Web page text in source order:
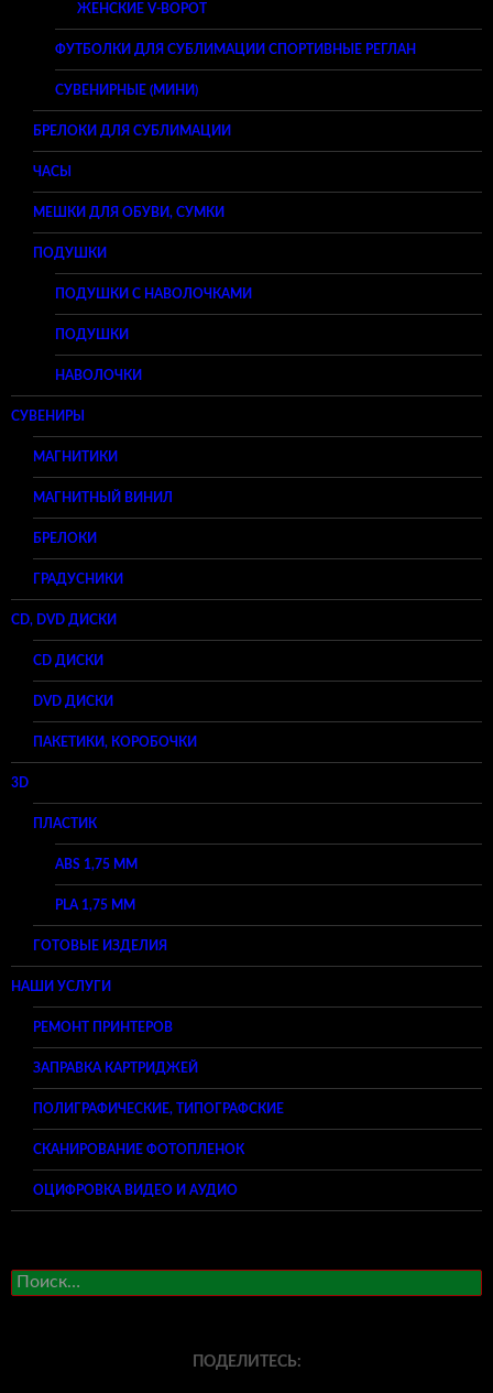
ЖЕНСКИЕ V-ВОРОТ
ФУТБОЛКИ ДЛЯ СУБЛИМАЦИИ СПОРТИВНЫЕ РЕГЛАН
СУВЕНИРНЫЕ (МИНИ)
БРЕЛОКИ ДЛЯ СУБЛИМАЦИИ
ЧАСЫ
МЕШКИ ДЛЯ ОБУВИ, СУМКИ
ПОДУШКИ
ПОДУШКИ С НАВОЛОЧКАМИ
ПОДУШКИ
НАВОЛОЧКИ
СУВЕНИРЫ
МАГНИТИКИ
МАГНИТНЫЙ ВИНИЛ
БРЕЛОКИ
ГРАДУСНИКИ
CD, DVD ДИСКИ
CD ДИСКИ
DVD ДИСКИ
ПАКЕТИКИ, КОРОБОЧКИ
3D
ПЛАСТИК
ABS 1,75 ММ
PLA 1,75 ММ
ГОТОВЫЕ ИЗДЕЛИЯ
НАШИ УСЛУГИ
РЕМОНТ ПРИНТЕРОВ
ЗАПРАВКА КАРТРИДЖЕЙ
ПОЛИГРАФИЧЕСКИЕ, ТИПОГРАФСКИЕ
СКАНИРОВАНИЕ ФОТОПЛЕНОК
ОЦИФРОВКА ВИДЕО И АУДИО
Найти:
ПОДЕЛИТЕСЬ: